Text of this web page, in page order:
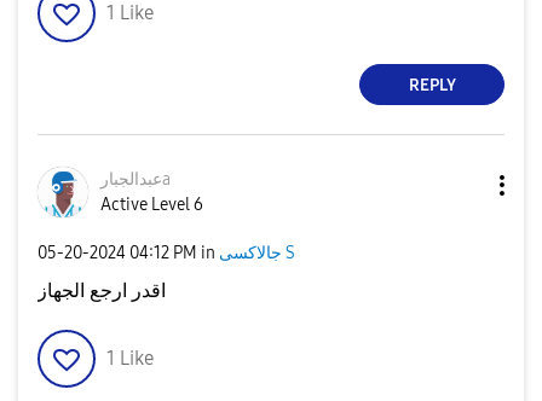
1 Like
REPLY
عبدالجبارa
Active Level 6
‎05-20-2024 04:12 PM in جالاكسى S
اقدر ارجع الجهاز
1 Like